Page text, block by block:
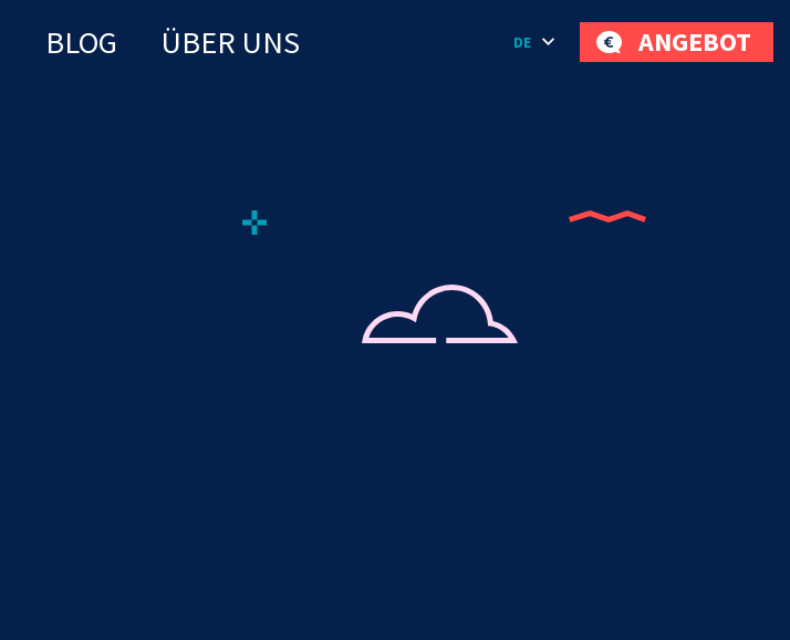
BLOG ÜBER UNS DE ANGEBOT